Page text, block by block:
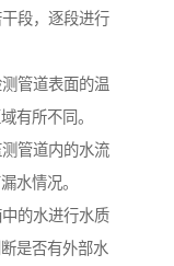
段，逐段进行
管道表面的温
有所不同。
管道内的水流
水情况。
的水进行水质
是否有外部水